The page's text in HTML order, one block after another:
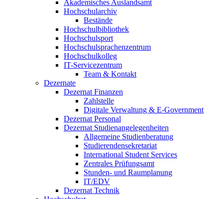
Akademisches Auslandsamt
Hochschularchiv
Bestände
Hochschulbibliothek
Hochschulsport
Hochschulsprachenzentrum
Hochschulkolleg
IT-Servicezentrum
Team & Kontakt
Dezernate
Dezernat Finanzen
Zahlstelle
Digitale Verwaltung & E-Government
Dezernat Personal
Dezernat Studienangelegenheiten
Allgemeine Studienberatung
Studierendensekretariat
International Student Services
Zentrales Prüfungsamt
Stunden- und Raumplanung
IT/EDV
Dezernat Technik